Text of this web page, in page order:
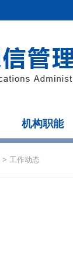
机构职能
> 工作动态